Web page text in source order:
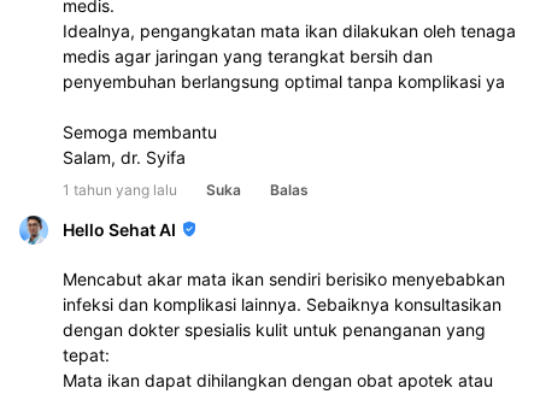
medis.
Idealnya, pengangkatan mata ikan dilakukan oleh tenaga
medis agar jaringan yang terangkat bersih dan
penyembuhan berlangsung optimal tanpa komplikasi ya
Semoga membantu
Salam, dr. Syifa
1 tahun yang lalu Suka Balas
Hello Sehat AI
Mencabut akar mata ikan sendiri berisiko menyebabkan
infeksi dan komplikasi lainnya. Sebaiknya konsultasikan
dengan dokter spesialis kulit untuk penanganan yang
tepat:
Mata ikan dapat dihilangkan dengan obat apotek atau